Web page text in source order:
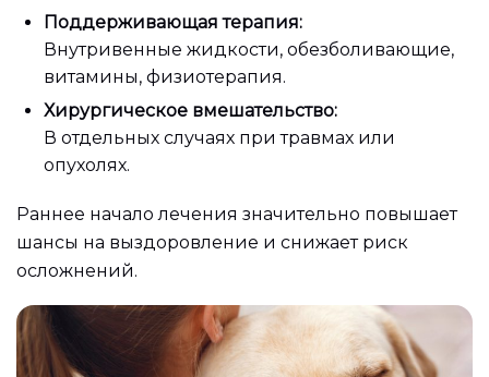
Поддерживающая терапия:
Внутривенные жидкости, обезболивающие,
витамины, физиотерапия.
Хирургическое вмешательство:
В отдельных случаях при травмах или
опухолях.
Раннее начало лечения значительно повышает
шансы на выздоровление и снижает риск
осложнений.